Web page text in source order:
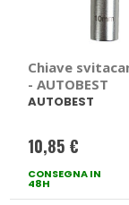
Chiave
- AUTOBEST
AUTOBEST
10,85 €
CONSEGNA IN
48H